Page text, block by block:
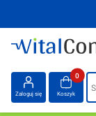
Zaloguj się Koszyk